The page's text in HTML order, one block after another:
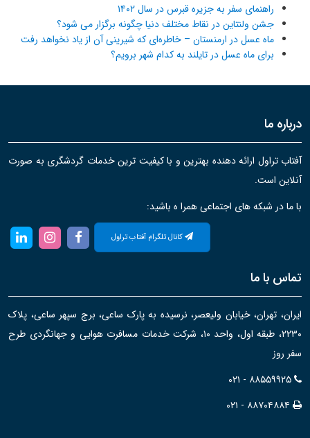
راهنمای سفر به جزیره قبرس در سال ۱۴۰۲
جشن ولنتاین در نقاط مختلف دنیا چگونه برگزار می شود؟
ماه عسل در ارمنستان – خاطره‌ای که شیرینی آن از یاد نخواهد رفت
برای ماه عسل در تایلند به کدام شهر برویم؟
درباره ما
آفتاب تراول ارائه دهنده بهترین و با کیفیت ترین خدمات گردشگری به صورت
آنلاین است.
با ما در شبکه های اجتماعی همرا ه باشید:
کانال تلگرام آفتاب تراول
تماس با ما
ایران، تهران، خیابان ولیعصر، نرسیده به پارک ساعی، برج سپهر ساعی، پلاک
۲۲۳۰، طبقه اول، واحد ۱۰، شرکت خدمات مسافرت هوایی و جهانگردی طرح
سفر روز
۰۲۱ - ۸۸۵۵۹۹۲۵
۰۲۱ - ۸۸۷۰۴۸۸۴